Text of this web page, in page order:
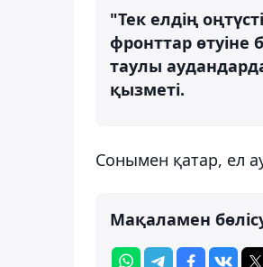
"Тек елдің
фронттар
таулы
қызметі.
Сонымен қатар, ел
Мақаламен